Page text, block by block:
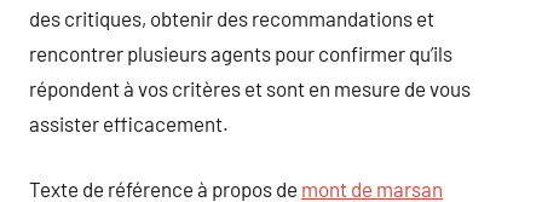
des critiques, obtenir des recommandations et
rencontrer plusieurs agents pour confirmer qu’ils
répondent à vos critères et sont en mesure de vous
assister efficacement.
Texte de référence à propos de mont de marsan